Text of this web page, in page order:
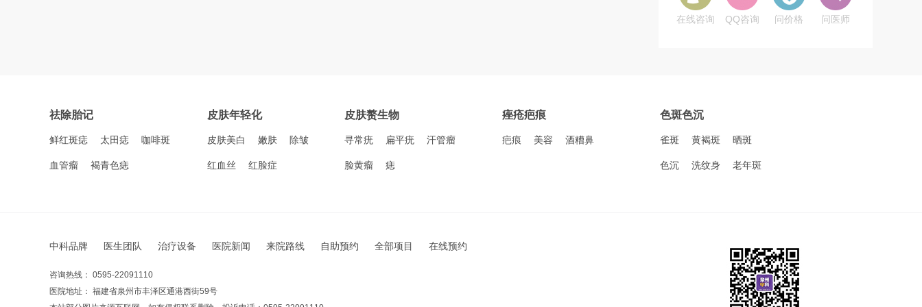
在线咨询 QQ咨询 问价格 问医师
祛除胎记
鲜红斑痣 太田痣 咖啡斑
血管瘤 褐青色痣
皮肤年轻化
皮肤美白 嫩肤 除皱
红血丝 红脸症
皮肤赘生物
寻常疣 扁平疣 汗管瘤
脸黄瘤 痣
痤疮疤痕
疤痕 美容 酒糟鼻
色斑色沉
雀斑 黄褐斑 晒斑
色沉 洗纹身 老年斑
中科品牌 医生团队 治疗设备 医院新闻 来院路线 自助预约 全部项目 在线预约
咨询热线： 0595-22091110
医院地址： 福建省泉州市丰泽区通港西街59号